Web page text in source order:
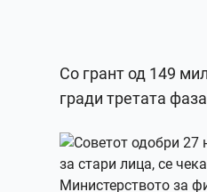
Со грант од 149
гради третата